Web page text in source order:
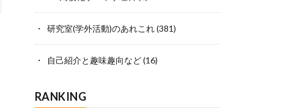
研究室(学外活動)のあれこれ(381)
自己紹介と趣味趣向など(16)
RANKING